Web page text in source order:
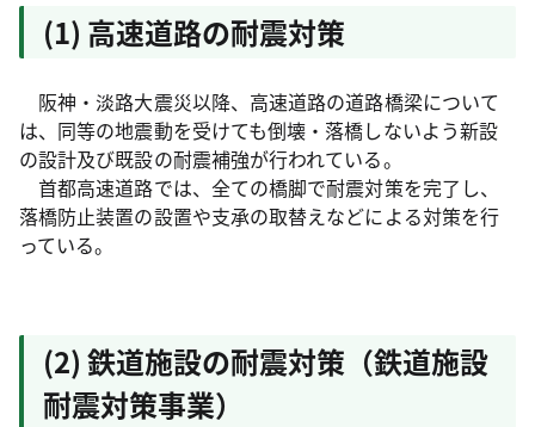
(1) 高速道路の耐震対策
阪神・淡路大震災以降、高速道路の道路橋梁について
は、同等の地震動を受けても倒壊・落橋しないよう新設
の設計及び既設の耐震補強が行われている。
首都高速道路では、全ての橋脚で耐震対策を完了し、
落橋防止装置の設置や支承の取替えなどによる対策を行
っている。
(2) 鉄道施設の耐震対策（鉄道施設
耐震対策事業）